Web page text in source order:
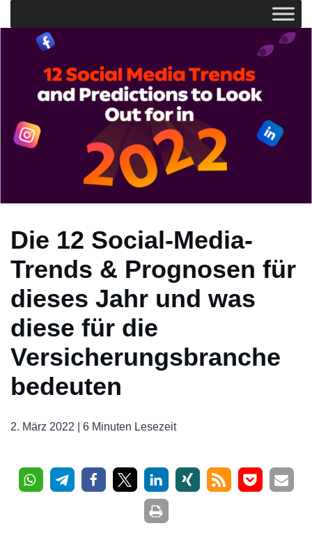
Die 12 Social-Media-
Trends & Prognosen für
dieses Jahr und was
diese für die
Versicherungsbranche
bedeuten
2. März 2022 | 6 Minuten Lesezeit